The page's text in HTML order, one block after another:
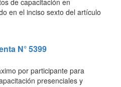
de capacitación en
en el inciso sexto del artículo
N° 5399
por participante para
presenciales y